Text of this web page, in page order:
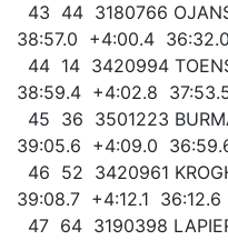
43 44 3180766
38:57.0 +4:00.4
44 14 3420994
38:59.4 +4:02.8
45 36 3501223
39:05.6 +4:09.0
46 52 3420961
39:08.7 +4:12.1
47 64 3190398